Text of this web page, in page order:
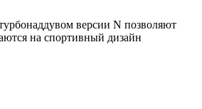
версии N позволяют
на спортивный дизайн